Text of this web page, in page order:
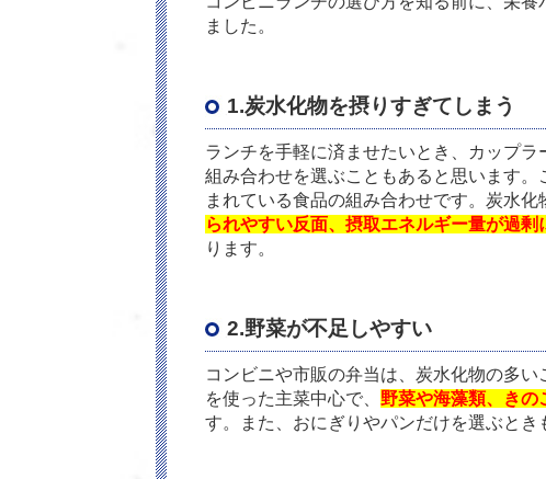
ました。
1.炭水化物を摂りすぎてしまう
ランチを手軽に済ませたいとき、カップ
組み合わせを選ぶこともあると思います
まれている食品の組み合わせです。炭水化
られやすい反面、摂取エネルギー量が過
ります。
2.野菜が不足しやすい
コンビニや市販の弁当は、炭水化物の多
を使った主菜中心で、 野菜や海藻類、きの
す。また、おにぎりやパンだけを選ぶとき